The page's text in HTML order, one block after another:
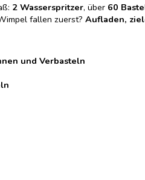
2 Wasserspritzer, über 60
fallen zuerst? Aufladen,
und Verbasteln